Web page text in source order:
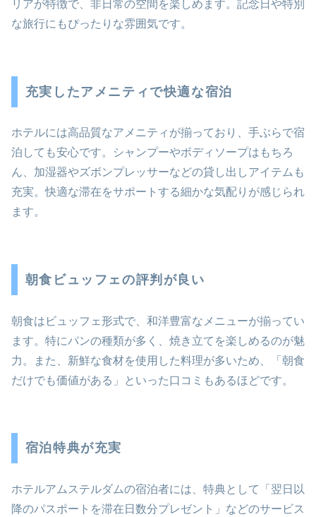
リアが特徴で、非日常の空間を楽しめます。記念日や特別
な旅行にもぴったりな雰囲気です。
充実したアメニティで快適な宿泊
ホテルには高品質なアメニティが揃っており、手ぶらで宿
泊しても安心です。シャンプーやボディソープはもちろ
ん、加湿器やズボンプレッサーなどの貸し出しアイテムも
充実。快適な滞在をサポートする細かな気配りが感じられ
ます。
朝食ビュッフェの評判が良い
朝食はビュッフェ形式で、和洋豊富なメニューが揃ってい
ます。特にパンの種類が多く、焼き立てを楽しめるのが魅
力。また、新鮮な食材を使用した料理が多いため、「朝食
だけでも価値がある」といった口コミもあるほどです。
宿泊特典が充実
ホテルアムステルダムの宿泊者には、特典として「翌日以
降のパスポートを滞在日数分プレゼント」などのサービス